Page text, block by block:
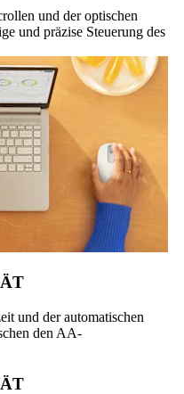
und der optischen
und präzise Steuerung des
und der automatischen
den AA-